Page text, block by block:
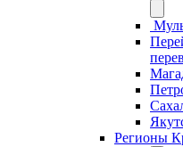
Регионы